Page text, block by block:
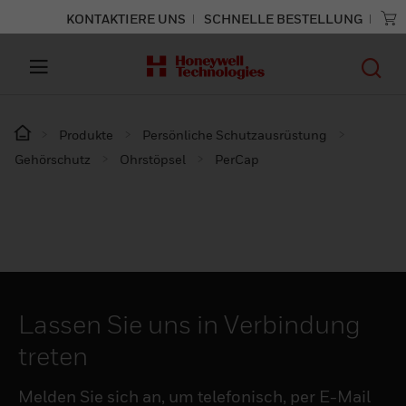
KONTAKTIERE UNS SCHNELLE BESTELLUNG
Produkte
Persönliche Schutzausrüstung
Gehörschutz
Ohrstöpsel PerCap
Lassen Sie uns in Verbindung
treten
Melden Sie sich an, um telefonisch, per E-Mail